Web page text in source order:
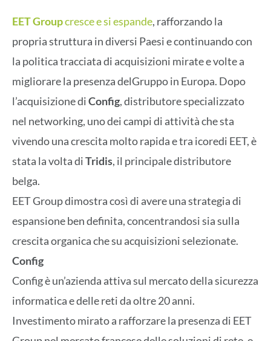
EET Groupcresce e si espande, rafforzando la
propria struttura in diversi Paesi e continuando con
la politica tracciata di acquisizioni mirate e volte a
migliorare la presenza delGruppo in Europa. Dopo
l’acquisizione diConfig, distributore specializzato
nel networking, uno dei campi di attività che sta
vivendo una crescita molto rapida e tra icoredi EET, è
stata la volta diTridis, il principale distributore
belga.
EET Group dimostra così di avere una strategia di
espansione ben definita, concentrandosi sia sulla
crescita organica che su acquisizioni selezionate.
Config
Config è un’azienda attiva sul mercato della sicurezza
informatica e delle reti da oltre 20 anni.
Investimento mirato a rafforzare la presenza di EET